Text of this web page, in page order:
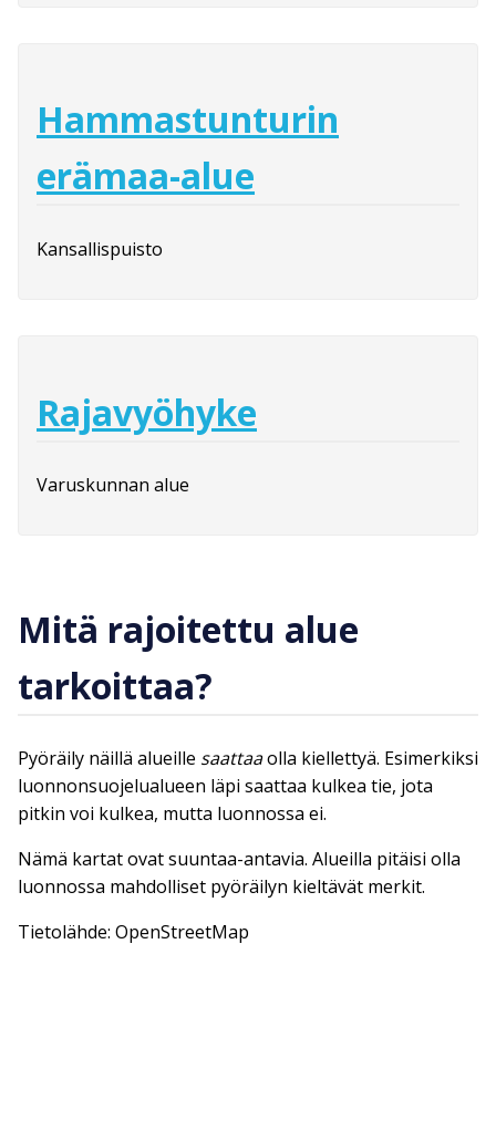
Hammastunturin
erämaa-alue
Kansallispuisto
Rajavyöhyke
Varuskunnan alue
Mitä rajoitettu alue
tarkoittaa?
Pyöräily näillä alueille saattaaolla kiellettyä. Esimerkiksi
luonnonsuojelualueen läpi saattaa kulkea tie, jota
pitkin voi kulkea, mutta luonnossa ei.
Nämä kartat ovat suuntaa-antavia. Alueilla pitäisi olla
luonnossa mahdolliset pyöräilyn kieltävät merkit.
Tietolähde: OpenStreetMap